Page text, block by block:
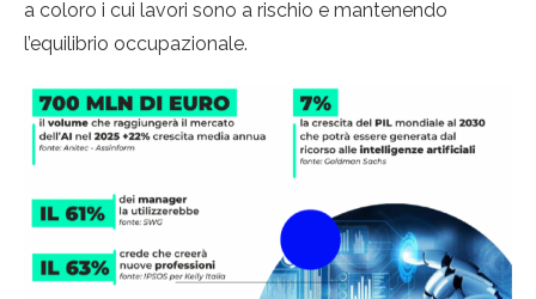
a coloro i cui lavori sono a rischio e mantenendo
l’equilibrio occupazionale.